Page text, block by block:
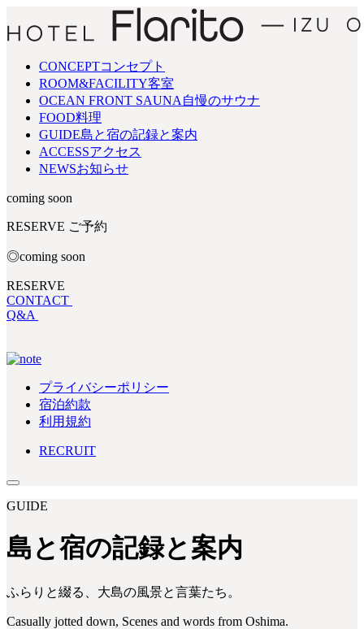
CONCEPTコンセプト
ROOM&FACILITY客室
OCEAN FRONT SAUNA 自慢のサウナ
FOOD料理
GUIDE島と宿の記録と案内
ACCESSアクセス
NEWSお知らせ
coming soon
RESERVE ご予約
◎coming soon
RESERVE
CONTACT
Q&A
プライバシーポリシー
宿泊約款
利用規約
RECRUIT
GUIDE
島と宿の記録と案内
ふらりと綴る、大島の風景と言葉たち。
Casually jotted down, Scenes and words from Oshima.